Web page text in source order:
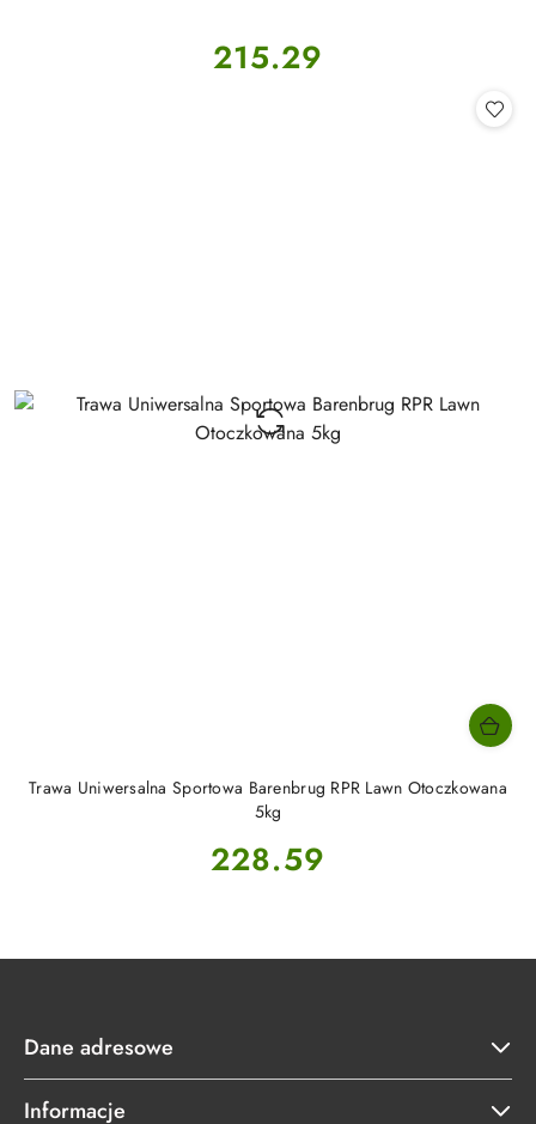
Cena:
215.29
Trawa Uniwersalna Sportowa Barenbrug RPR Lawn Otoczkowana
5kg
Cena:
228.59
Dane adresowe
Informacje